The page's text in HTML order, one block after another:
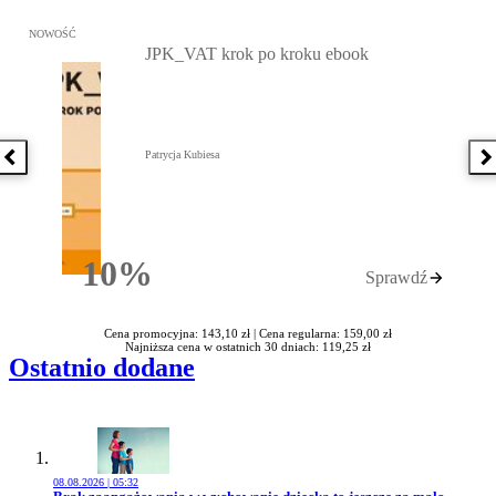
Poprzednia książka
Przejdź do: JPK_VAT krok po kroku ebook, Patrycja Kubiesa -
NOWOŚĆ
10%Rabatu
JPK_VAT krok po kroku ebook
Patrycja Kubiesa
Sprawdź
Cena promocyjna: 143,10 zł | Cena regularna: 159,00 zł
Najniższa cena w ostatnich 30 dniach: 119,25 zł
Ostatnio dodane
08.08.2026 | 05:32